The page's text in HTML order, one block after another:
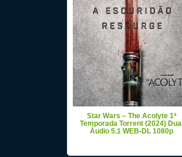
Star Wars – The Acolyte 1ª
Temporada Torrent (2024) Dual
Áudio 5.1 WEB-DL 1080p